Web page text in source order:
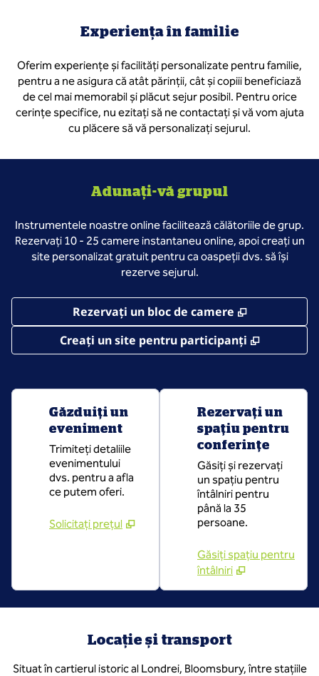
Experiența în familie
Oferim experiențe și facilități personalizate pentru familie,
pentru a ne asigura că atât părinții, cât și copiii beneficiază
de cel mai memorabil și plăcut sejur posibil. Pentru orice
cerințe specifice, nu ezitați să ne contactați și vă vom ajuta
cu plăcere să vă personalizați sejurul.
Adunați-vă grupul
Instrumentele noastre online facilitează călătoriile de grup.
Rezervați 10 - 25 camere instantaneu online, apoi creați un
site personalizat gratuit pentru ca oaspeții dvs. să își
rezerve sejurul.
Rezervați un bloc de camere ,
Creați un site pentru participanți
,
Găzduiți un
eveniment
Trimiteți detaliile
evenimentului
dvs. pentru a afla
ce putem oferi.
Solicitați prețul
Rezervați un
spațiu pentru
conferințe
Găsiți și rezervați
un spațiu pentru
întâlniri pentru
până la 35
persoane.
Găsiți spațiu pentru
întâlniri
Locație și transport
Situat în cartierul istoric al Londrei, Bloomsbury, între stațiile